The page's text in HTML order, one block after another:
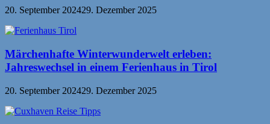
20. September 202429. Dezember 2025
Märchenhafte Winterwunderwelt erleben:
Jahreswechsel in einem Ferienhaus in Tirol
20. September 202429. Dezember 2025